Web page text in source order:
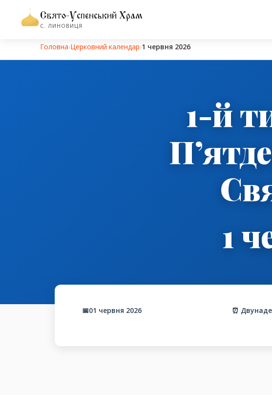
Свято-Успенський Храм
С. ЛИНОВИЦЯ
Головна›Церковний календар›1 червня 2026
1-й
1
📅01 червня 2026 ⏰